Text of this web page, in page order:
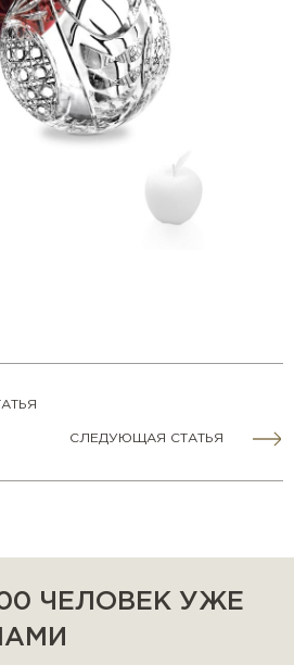
СЛЕДУЮЩАЯ СТАТЬЯ
ЧЕЛОВЕК УЖЕ